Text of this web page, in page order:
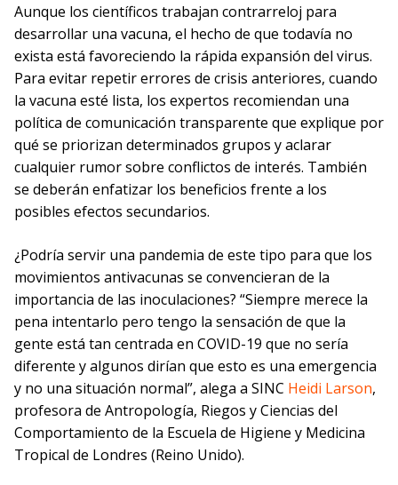
Aunque los científicos trabajan contrarreloj para
desarrollar una vacuna, el hecho de que todavía no
exista está favoreciendo la rápida expansión del virus.
Para evitar repetir errores de crisis anteriores, cuando
la vacuna esté lista, los expertos recomiendan una
política de comunicación transparente que explique por
qué se priorizan determinados grupos y aclarar
cualquier rumor sobre conflictos de interés. También
se deberán enfatizar los beneficios frente a los
posibles efectos secundarios.
¿Podría servir una pandemia de este tipo para que los
movimientos antivacunas se convencieran de la
importancia de las inoculaciones? “Siempre merece la
pena intentarlo pero tengo la sensación de que la
gente está tan centrada en COVID-19 que no sería
diferente y algunos dirían que esto es una emergencia
y no una situación normal”, alega a SINC Heidi Larson,
profesora de Antropología, Riegos y Ciencias del
Comportamiento de la Escuela de Higiene y Medicina
Tropical de Londres (Reino Unido).